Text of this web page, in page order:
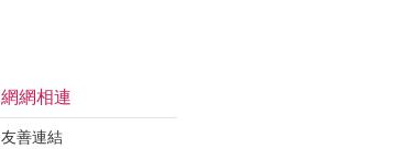
網網相連
友善連結